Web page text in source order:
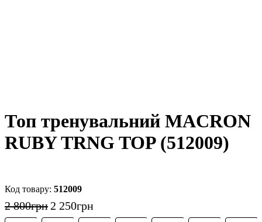
Топ тренувальний MACRON
RUBY TRNG TOP (512009)
512009
2 800грн 2 250грн